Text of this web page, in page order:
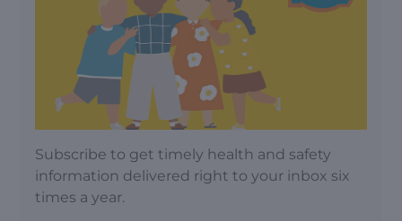
Subscribe to get timely health and safety
information delivered right to your inbox six
times a year.